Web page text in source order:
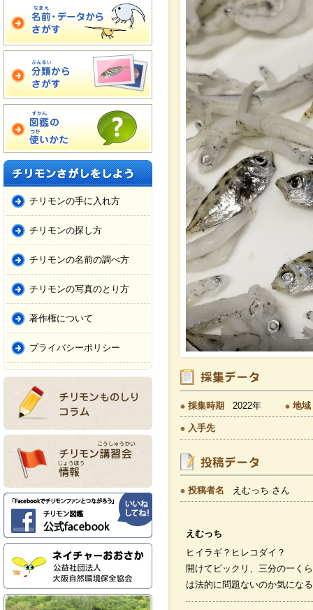
チリモンの手に入れ方
チリモンの探し方
チリモンの名前の調べ方
チリモンの写真のとり方
著作権について
プライバシーポリシー
採集時期 2022年 地域
入手先
投稿者名 えむっち さん
えむっち
ヒイラギ？ヒレコダイ？
開けてビックリ、三分の一く
は法的に問題ないのか気になる